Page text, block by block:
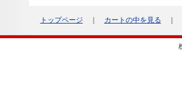
トップページ カートの中を見る